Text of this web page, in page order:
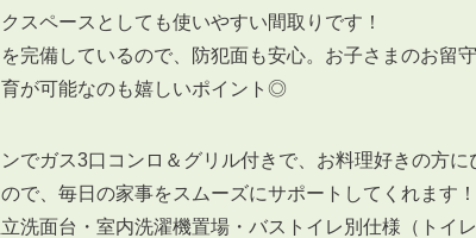
ス BROKER仲介業者様へ
会員登録
スペースとしても使いやすい間取りです！
完備しているので、防犯面も安心。お子さまのお留
が可能なのも嬉しいポイント◎
でガス3口コンロ＆グリル付きで、お料理好きの方
で、毎日の家事をスムーズにサポートしてくれます
洗面台・室内洗濯機置場・バストイレ別仕様（トイ